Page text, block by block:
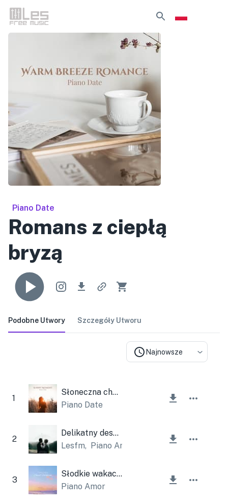
Piano Date
Romans z ciepłą
bryzą
Podobne Utwory Szczegóły Utworu
Najnowsze
1
Słoneczna chwila
Piano Date
2
Delikatny deszcz
Lesfm, Piano Amor
3
Słodkie wakacje
Piano Amor